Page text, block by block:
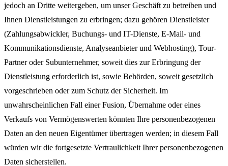
jedoch an Dritte weitergeben, um unser Geschäft zu betreiben und
Ihnen Dienstleistungen zu erbringen; dazu gehören Dienstleister
(Zahlungsabwickler, Buchungs- und IT-Dienste, E-Mail- und
Kommunikationsdienste, Analyseanbieter und Webhosting), Tour-
Partner oder Subunternehmer, soweit dies zur Erbringung der
Dienstleistung erforderlich ist, sowie Behörden, soweit gesetzlich
vorgeschrieben oder zum Schutz der Sicherheit. Im
unwahrscheinlichen Fall einer Fusion, Übernahme oder eines
Verkaufs von Vermögenswerten könnten Ihre personenbezogenen
Daten an den neuen Eigentümer übertragen werden; in diesem Fall
würden wir die fortgesetzte Vertraulichkeit Ihrer personenbezogenen
Daten sicherstellen.